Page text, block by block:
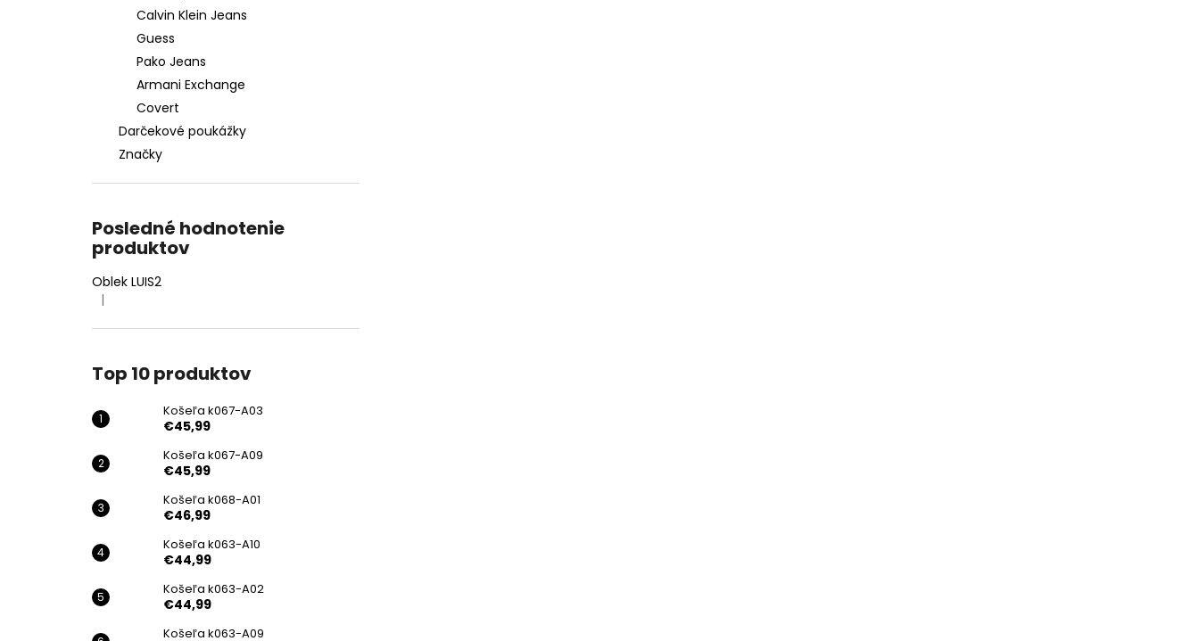
Calvin Klein Jeans
Guess
Pako Jeans
Armani Exchange
Covert
Darčekové poukážky
Značky
Posledné hodnotenie
produktov
Oblek LUIS2
Hodnotenie produktu je 4 z 5 hviezdičiek.
|
Top 10 produktov
Košeľa k067-A03
€45,99
Košeľa k067-A09
€45,99
Košeľa k068-A01
€46,99
Košeľa k063-A10
€44,99
Košeľa k063-A02
€44,99
Košeľa k063-A09